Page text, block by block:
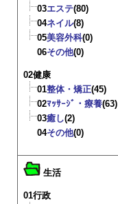
03エステ(80)
04ネイル(8)
05美容外科(0)
06その他(0)
02健康
01整体・矯正(45)
02ﾏｯｻｰｼﾞ・療養(63)
03癒し(2)
04その他(0)
生活
01行政